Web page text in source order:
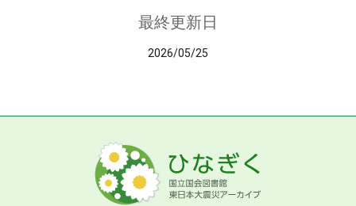
最終更新日
2026/05/25